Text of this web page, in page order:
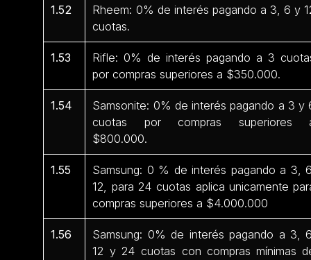
1.52
Rheem: 0% de interés pagando a 3, 6 y
cuotas.
1.53
Rifle: 0% de interés pagando a 3
por compras superiores a $350.000.
1.54
Samsonite: 0% de interés pagando a 3 y
cuotas por compras superiores
$800.000.
1.55
Samsung: 0 % de interés pagando a 3,
12, para 24 cuotas aplica unicamente
compras superiores a $4.000.000
1.56
Samsung: 0% de interés pagando a 3,
12 y 24 cuotas con compras mínimas